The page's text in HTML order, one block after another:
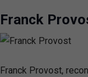
Franck
Franck Provost,